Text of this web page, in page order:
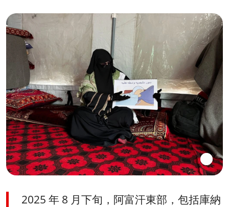
2025 年 8 月下旬，阿富汗東部，包括庫納